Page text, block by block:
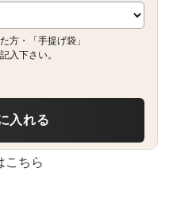
方・「手提げ袋」
入下さい。
入れる
こちら